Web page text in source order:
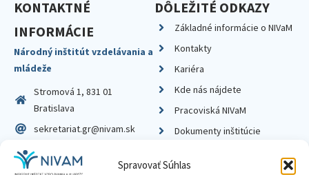
Spravovať Súhlas
KONTAKTNÉ
INFORMÁCIE
Národný inštitút vzdelávania a
mládeže
Stromová 1, 831 01
Bratislava
sekretariat.gr@nivam.sk
IČO: 00164348
DIČ: 2020798714
DÔLEŽITÉ ODKAZY
Základné informácie o NIVaM
Kontakty
Kariéra
Kde nás nájdete
Pracoviská NIVaM
Dokumenty inštitúcie